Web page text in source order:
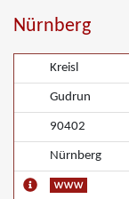
Nürnberg
Kreisl
Gudrun
90402
Nürnberg